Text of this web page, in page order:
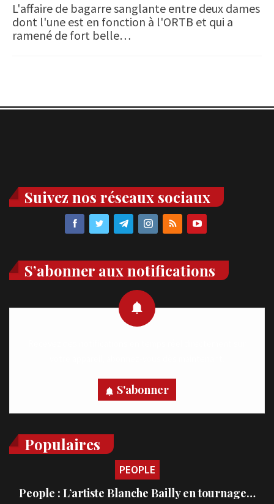
L'affaire de bagarre sanglante entre deux dames
dont l'une est en fonction à l'ORTB et qui a
ramené de fort belle…
Suivez nos réseaux sociaux
S’abonner aux notifications
S'abonner
Populaires
PEOPLE
People : L’artiste Blanche Bailly en tournage…